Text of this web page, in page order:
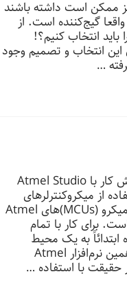
ممکن است داشته باشند
گیج‌کننده است. از
باید انتخاب کنیم؟!
این انتخاب و تصمیم وجود
…
در این جلسه به آموزش کار با Atmel Studio
از میکروکنترلرهای
AVR که از خانواده‌ی میکرو (MCUs)‌های Atmel
برای کار با تمام
ابتدائاً به یک محیط
توسعه یا IDE مانند همین نرم‌افزار Atmel